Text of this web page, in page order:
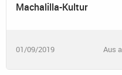
Machalilla-Kultur
01/09/2019 Aus